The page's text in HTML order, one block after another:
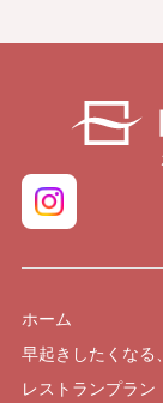
ホーム
早起きしたくなる
レストランプラン